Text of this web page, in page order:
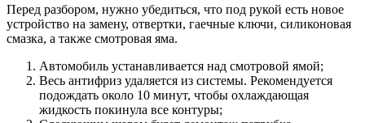
Перед разбором, нужно убедиться, что под рукой есть новое
устройство на замену, отвертки, гаечные ключи, силиконовая
смазка, а также смотровая яма.
Автомобиль устанавливается над смотровой ямой;
Весь антифриз удаляется из системы. Рекомендуется
подождать около 10 минут, чтобы охлаждающая
жидкость покинула все контуры;